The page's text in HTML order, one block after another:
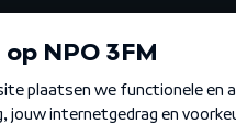
voorwaarden Privacybeleid